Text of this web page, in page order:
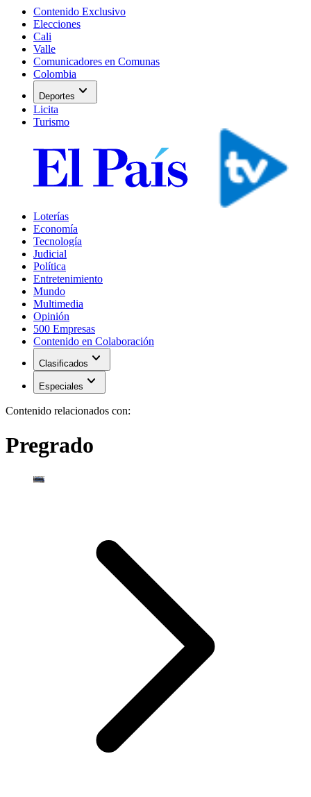
Contenido Exclusivo
Elecciones
Cali
Valle
Comunicadores en Comunas
Colombia
Deportes expand_more
Licita
Turismo
Loterías
Economía
Tecnología
Judicial
Política
Entretenimiento
Mundo
Multimedia
Opinión
500 Empresas
Contenido en Colaboración
Clasificados expand_more
Especiales expand_more
Contenido relacionados con:
Pregrado